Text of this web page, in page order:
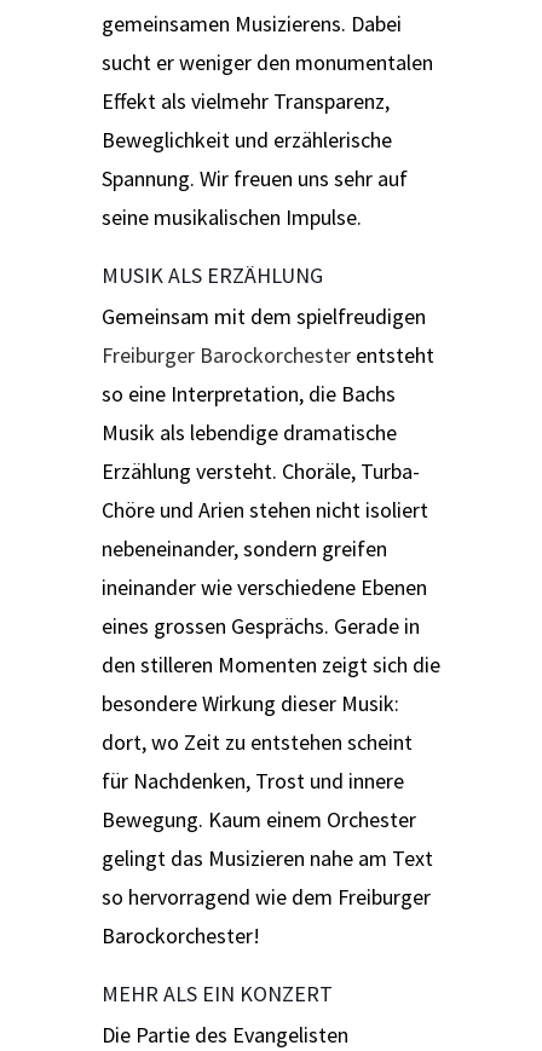
gemeinsamen Musizierens. Dabei
sucht er weniger den monumentalen
Effekt als vielmehr Transparenz,
Beweglichkeit und erzählerische
Spannung. Wir freuen uns sehr auf
seine musikalischen Impulse.
MUSIK ALS ERZÄHLUNG
Gemeinsam mit dem spielfreudigen
Freiburger Barockorchester entsteht
so eine Interpretation, die Bachs
Musik als lebendige dramatische
Erzählung versteht. Choräle, Turba-
Chöre und Arien stehen nicht isoliert
nebeneinander, sondern greifen
ineinander wie verschiedene Ebenen
eines grossen Gesprächs. Gerade in
den stilleren Momenten zeigt sich die
besondere Wirkung dieser Musik:
dort, wo Zeit zu entstehen scheint
für Nachdenken, Trost und innere
Bewegung. Kaum einem Orchester
gelingt das Musizieren nahe am Text
so hervorragend wie dem Freiburger
Barockorchester!
MEHR ALS EIN KONZERT
Die Partie des Evangelisten